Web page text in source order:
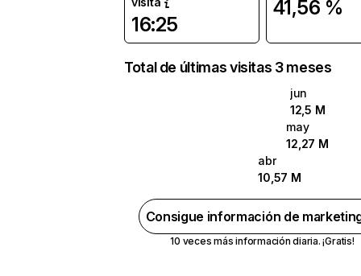
16:25
41,56 %
Total de últimas visitas 3 meses
jun
12,5 M
may
12,27 M
abr
10,57 M
Consigue información de
10 veces más información diaria. ¡Gratis!